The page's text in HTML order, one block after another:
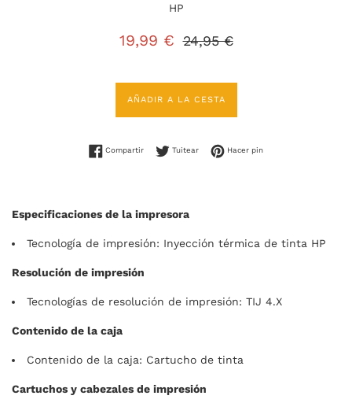
HP
Precio
19,99 €
Precio
24,95 €
AÑADIR A LA CESTA
CompartirCompartir en Facebook
TuitearTuitear en Twitter
Hacer pinPinear en Pinterest
Especificaciones de la impresora
Tecnología de impresión: Inyección térmica de tinta HP
Resolución de impresión
Tecnologías de resolución de impresión: TIJ 4.X
Contenido de la caja
Contenido de la caja: Cartucho de tinta
Cartuchos y cabezales de impresión